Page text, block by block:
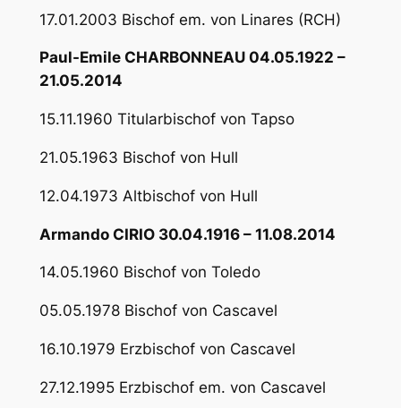
17.01.2003 Bischof em. von Linares (RCH)
Paul-Emile CHARBONNEAU 04.05.1922 –
21.05.2014
15.11.1960 Titularbischof von Tapso
21.05.1963 Bischof von Hull
12.04.1973 Altbischof von Hull
Armando CIRIO 30.04.1916 – 11.08.2014
14.05.1960 Bischof von Toledo
05.05.1978 Bischof von Cascavel
16.10.1979 Erzbischof von Cascavel
27.12.1995 Erzbischof em. von Cascavel